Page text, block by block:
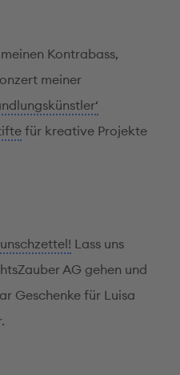
Kontrabass,
meiner
für kreative Projekte
Lass uns
AG gehen und
Geschenke für Luisa